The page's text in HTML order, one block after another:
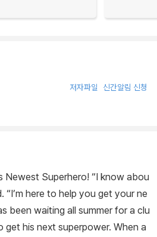
저자파일 신간알림 신청
Newest Superhero! “I know abou
“I’m here to help you get your ne
been waiting all summer for a clu
get his next superpower. When a